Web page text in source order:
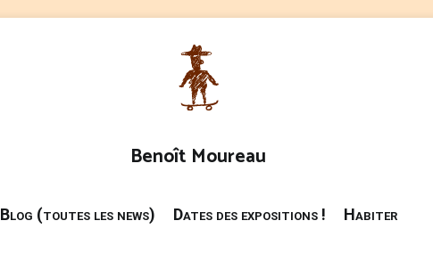
Benoît Moureau
Blog (toutes les news) Dates des expositions ! Habiter